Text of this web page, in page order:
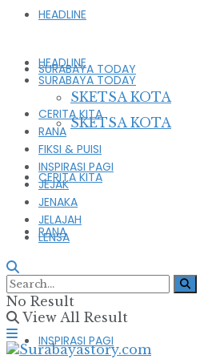
HEADLINE
SURABAYA TODAY
SKETSA KOTA
CERITA KITA
RANA
FIKSI & PUISI
INSPIRASI PAGI
HEADLINE
SURABAYA TODAY
SKETSA KOTA
CERITA KITA
RANA
FIKSI & PUISI
INSPIRASI PAGI
JEJAK
JENAKA
JELAJAH
LENSA
No Result
View All Result